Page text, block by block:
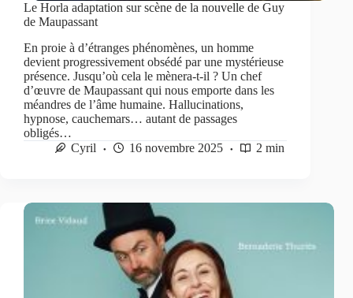
Le Horla adaptation sur scène de la nouvelle de Guy
de Maupassant
En proie à d’étranges phénomènes, un homme
devient progressivement obsédé par une mystérieuse
présence. Jusqu’où cela le mènera-t-il ? Un chef
d’œuvre de Maupassant qui nous emporte dans les
méandres de l’âme humaine. Hallucinations,
hypnose, cauchemars… autant de passages
obligés…
Cyril
16 novembre 2025 2 min